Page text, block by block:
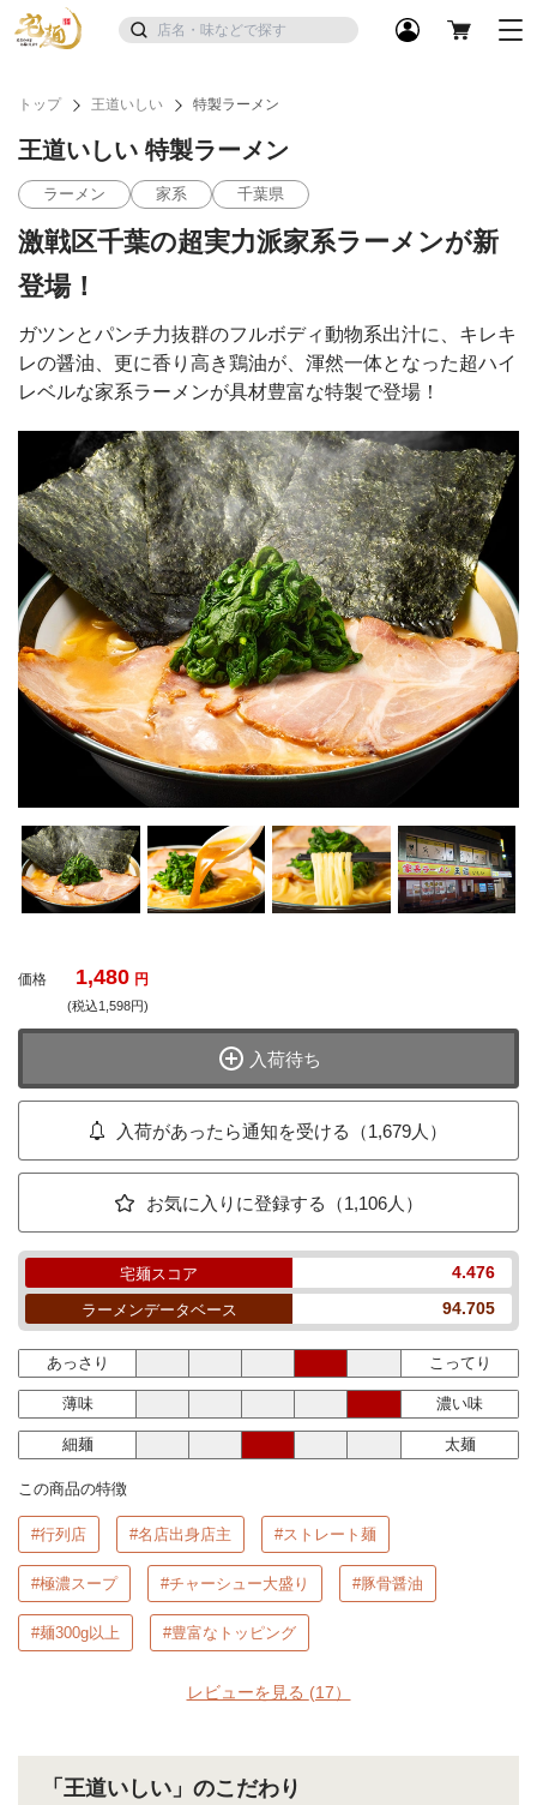
トップ 王道いしい 特製ラーメン
王道いしい 特製ラーメン
ラーメン 家系 千葉県
激戦区千葉の超実力派家系ラーメンが新
登場！
ガツンとパンチ力抜群のフルボディ動物系出汁に、キレキ
レの醤油、更に香り高き鶏油が、渾然一体となった超ハイ
レベルな家系ラーメンが具材豊富な特製で登場！
価格 1,480 円
(税込1,598円)
入荷待ち
入荷があったら通知を受ける（1,679人）
お気に入りに登録する（1,106人）
宅麺スコア 4.476
ラーメンデータベース 94.705
あっさり こってり
薄味 濃い味
細麺 太麺
この商品の特徴
#行列店 #名店出身店主 #ストレート麺
#極濃スープ #チャーシュー大盛り #豚骨醤油
#麺300g以上 #豊富なトッピング
レビューを見る (17）
「王道いしい」のこだわり